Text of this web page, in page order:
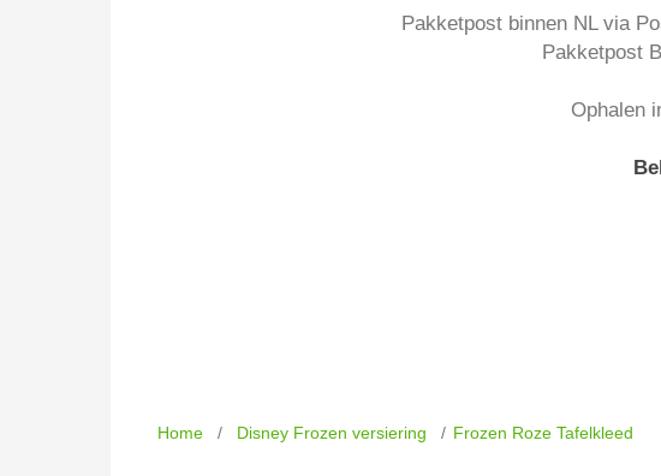
Pakketpost binnen NL via
Pakketpost
Ophalen
Home / Disney Frozen versiering / Frozen Roze Tafelkleed